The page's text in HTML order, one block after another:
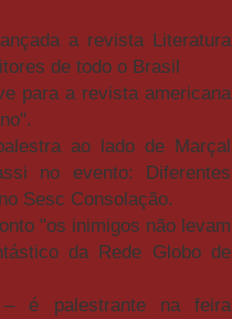
a revista Literatura
de todo o Brasil
para a revista americana
ao lado de Marçal
no evento: Diferentes
Sesc Consolação.
"os inimigos não levam
da Rede Globo de
é palestrante na feira